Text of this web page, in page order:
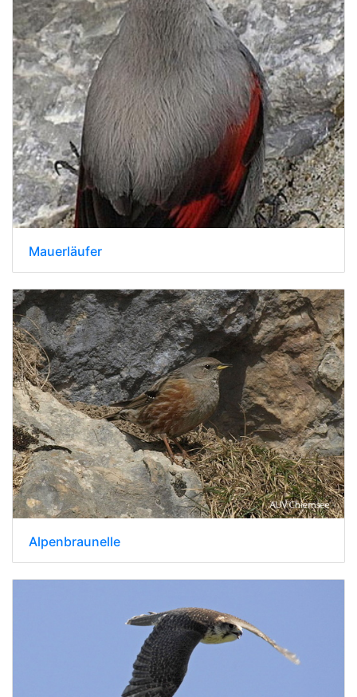
Mauerläufer
Alpenbraunelle